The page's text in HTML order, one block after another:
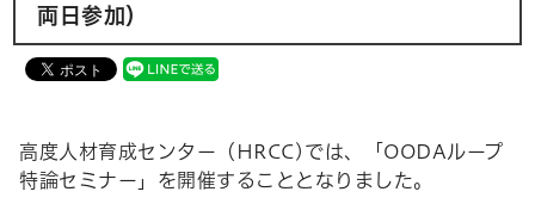
両日参加）
高度人材育成センター（HRCC)では、「OODAループ
特論セミナー」を開催することとなりました。